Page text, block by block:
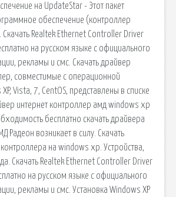
на UpdateStar - Этот пакет
обеспечение (контроллер
Realtek Ethernet Controller Driver
на русском языке с официального
рекламы и смс. Скачать драйвер
совместимые с операционной
Vista, 7, CentOS, представлены в списке
интернет контроллер амд windows xp
бесплатно скачать драйвера
Радеон возникает в силу. Скачать
на windows xp. Устройства,
Скачать Realtek Ethernet Controller Driver
на русском языке с официального
рекламы и смс. Установка Windows XP